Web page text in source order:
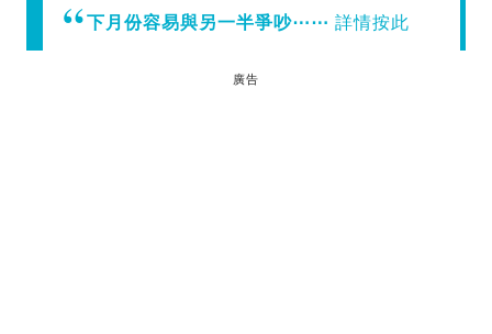
下月份容易與另一半爭吵⋯⋯ 詳情按此
廣告